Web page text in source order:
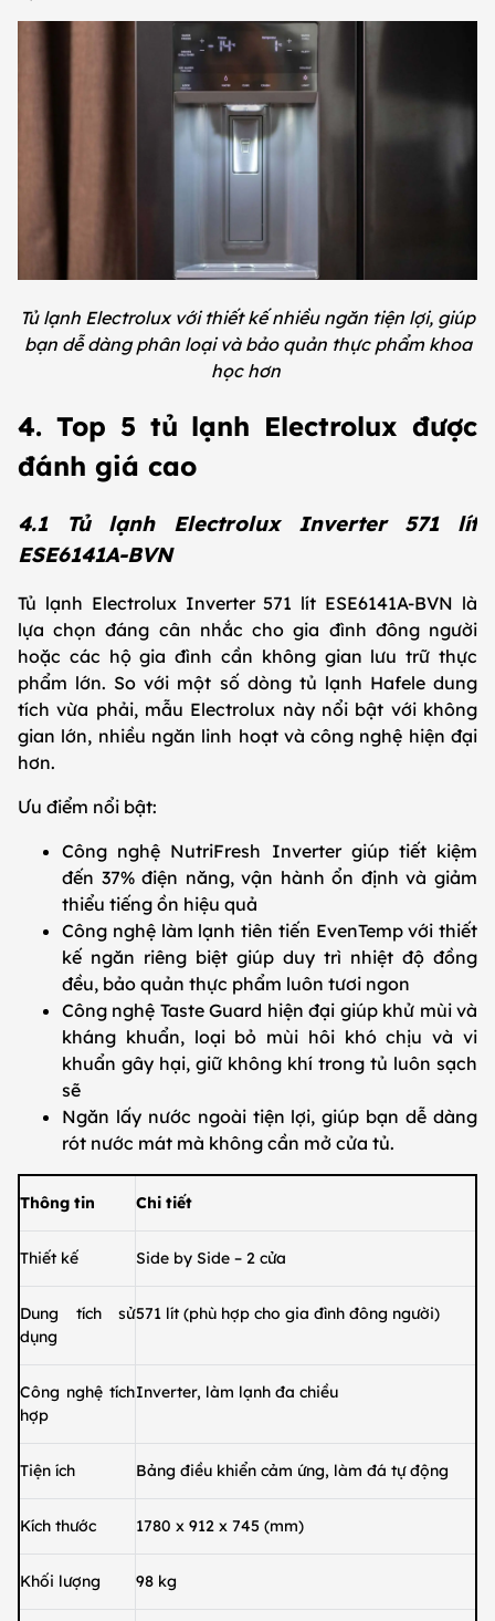
Tủ lạnh Electrolux với thiết kế nhiều ngăn tiện lợi, giúp
bạn dễ dàng phân loại và bảo quản thực phẩm khoa
học hơn
4. Top 5 tủ lạnh Electrolux được
đánh giá cao
4.1 Tủ lạnh Electrolux Inverter 571 lít
ESE6141A-BVN
Tủ lạnh Electrolux Inverter 571 lít ESE6141A-BVN là
lựa chọn đáng cân nhắc cho gia đình đông người
hoặc các hộ gia đình cần không gian lưu trữ thực
phẩm lớn. So với một số dòng tủ lạnh Hafele dung
tích vừa phải, mẫu Electrolux này nổi bật với không
gian lớn, nhiều ngăn linh hoạt và công nghệ hiện đại
hơn.
Ưu điểm nổi bật:
Công nghệ NutriFresh Inverter giúp tiết kiệm
đến 37% điện năng, vận hành ổn định và giảm
thiểu tiếng ồn hiệu quả
Công nghệ làm lạnh tiên tiến EvenTemp với thiết
kế ngăn riêng biệt giúp duy trì nhiệt độ đồng
đều, bảo quản thực phẩm luôn tươi ngon
Công nghệ Taste Guard hiện đại giúp khử mùi và
kháng khuẩn, loại bỏ mùi hôi khó chịu và vi
khuẩn gây hại, giữ không khí trong tủ luôn sạch
sẽ
Ngăn lấy nước ngoài tiện lợi, giúp bạn dễ dàng
rót nước mát mà không cần mở cửa tủ.
Thông tin Chi tiết
Thiết kế Side by Side – 2 cửa
Dung tích sử
dụng
571 lít (phù hợp cho gia đình đông người)
Công nghệ tích
hợp
Inverter, làm lạnh đa chiều
Tiện ích Bảng điều khiển cảm ứng, làm đá tự động
Kích thước 1780 x 912 x 745 (mm)
Khối lượng 98 kg